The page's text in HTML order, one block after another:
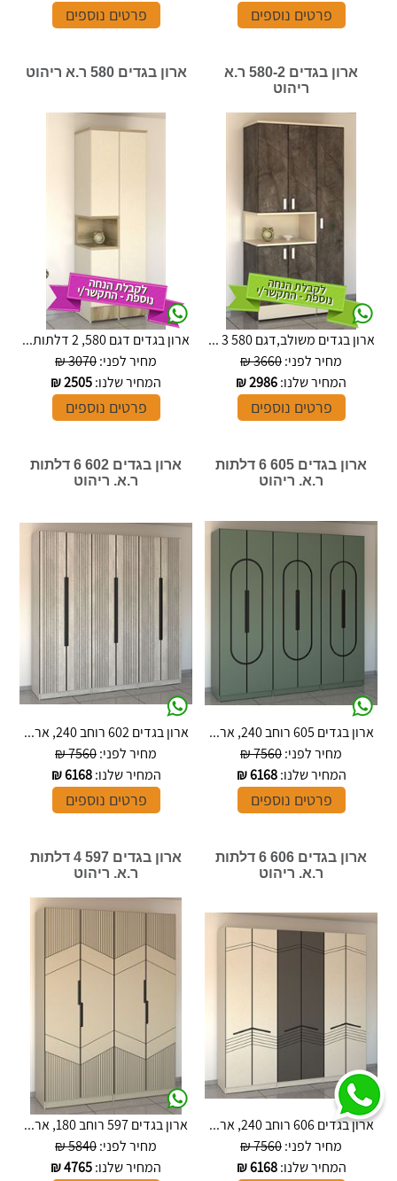
פרטים נוספים פרטים נוספים
ארון בגדים 580-2 ר.א
ריהוט
ארון בגדים משולב,דגם 580 3 ...
מחיר לפני:3660 ₪
המחיר שלנו:2986
₪
פרטים נוספים
ארון בגדים 580 ר.א ריהוט
ארון בגדים דגם 580, 2 דלתות...
מחיר לפני:3070 ₪
המחיר שלנו:2505
₪
פרטים נוספים
ארון בגדים 605 6 דלתות
ר.א. ריהוט
ארון בגדים 605 רוחב 240, אר...
מחיר לפני:7560 ₪
המחיר שלנו:6168
₪
פרטים נוספים
ארון בגדים 602 6 דלתות
ר.א. ריהוט
ארון בגדים 602 רוחב 240, אר...
מחיר לפני:7560 ₪
המחיר שלנו:6168
₪
פרטים נוספים
ארון בגדים 606 6 דלתות
ר.א. ריהוט
ארון בגדים 606 רוחב 240, אר...
מחיר לפני:7560 ₪
המחיר שלנו:6168
₪
ארון בגדים 597 4 דלתות
ר.א. ריהוט
ארון בגדים 597 רוחב 180, אר...
מחיר לפני:5840 ₪
המחיר שלנו:4765
₪